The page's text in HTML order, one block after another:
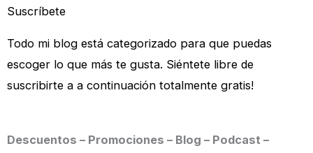
Suscríbete
Todo mi blog está categorizado para que puedas
escoger lo que más te gusta. Siéntete libre de
suscribirte a a continuación totalmente gratis!
Descuentos – Promociones – Blog – Podcast –